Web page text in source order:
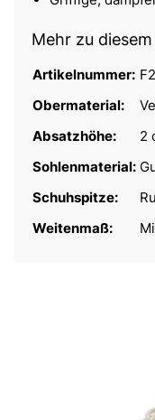
Mehr zu
Artikelnummer:
Obermaterial:
Absatzhöhe:
2
Sohlenmaterial:
Schuhspitze:
Weitenmaß: